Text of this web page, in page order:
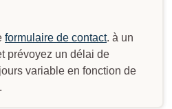
formulaire de contact. à un
prévoyez un délai de
variable en fonction de